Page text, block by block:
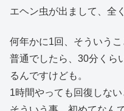
エヘン虫が出まして、全
何年かに1回、そういう
普通でしたら、30分くら
るんですけども。
1時間やっても回復しない